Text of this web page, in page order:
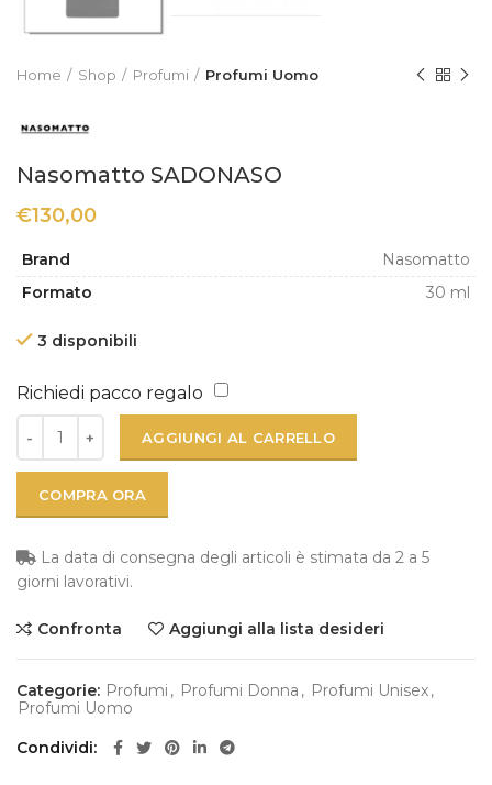
Home Shop Profumi Profumi Uomo
Nasomatto SADONASO
€130,00
Brand
Nasomatto
Formato
30 ml
3 disponibili
Richiedi pacco regalo
AGGIUNGI AL CARRELLO
COMPRA ORA
La data di consegna degli articoli è stimata da 2 a 5
giorni lavorativi.
Confronta Aggiungi alla lista desideri
Categorie: Profumi , Profumi Donna , Profumi Unisex,
Profumi Uomo
Condividi